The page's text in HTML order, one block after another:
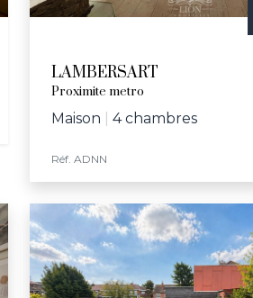
LAMBERSART
Proximite metro
Maison 4 chambres
Réf. ADNN